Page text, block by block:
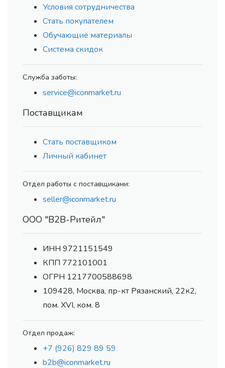
Условия сотрудничества
Стать покупателем
Обучающие материалы
Система скидок
Служба заботы:
service@iconmarket.ru
Поставщикам
Стать поставщиком
Личный кабинет
Отдел работы с поставщиками:
seller@iconmarket.ru
ООО "В2В-Ритейл"
ИНН 9721151549
КПП 772101001
ОГРН 1217700588698
109428, Москва, пр-кт Рязанский, 22к2,
пом. XVI, ком. 8
Отдел продаж:
+7 (926) 829 89 59
b2b@iconmarket.ru